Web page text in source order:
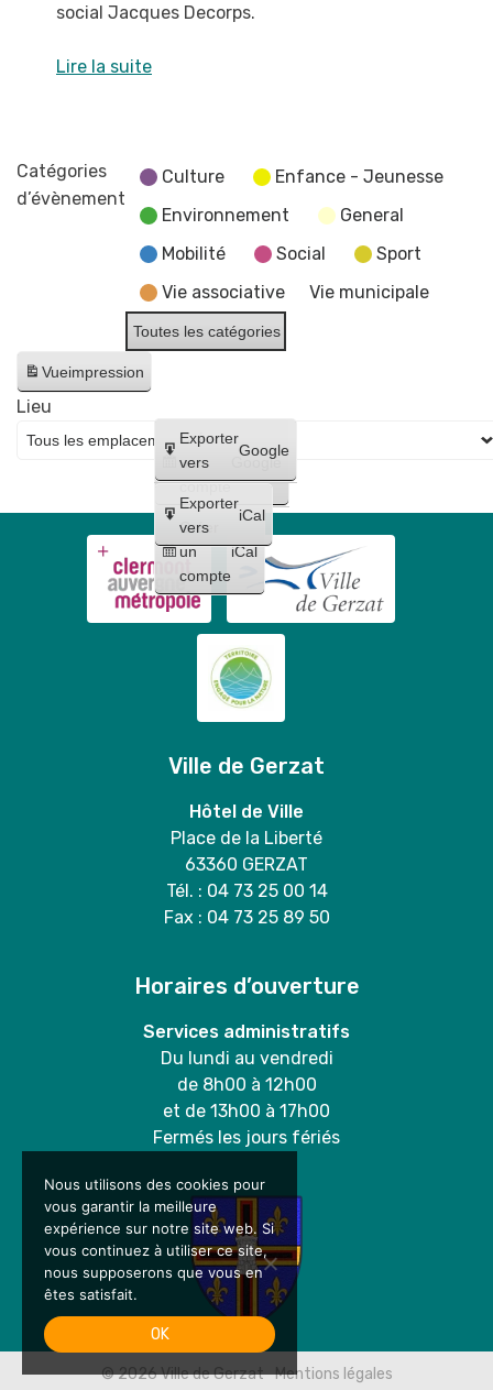
social Jacques Decorps.
Lire la suite
Catégories
d’évènement
Culture
Enfance - Jeunesse
Environnement
General
Mobilité
Social
Sport
Vie associative
Vie municipale
Toutes les catégories
Vueimpression
Créer
un
compte
Google
Créer
un
compte
iCal
Exporter
vers
Google
Exporter
vers
iCal
Lieu
Ville de Gerzat
Hôtel de Ville
Place de la Liberté
63360 GERZAT
Tél. : 04 73 25 00 14
Fax : 04 73 25 89 50
Horaires d’ouverture
Services administratifs
Du lundi au vendredi
de 8h00 à 12h00
et de 13h00 à 17h00
Fermés les jours fériés
© 2026Ville de Gerzat Mentions légales
Nous utilisons des cookies pour
vous garantir la meilleure
expérience sur notre site web. Si
vous continuez à utiliser ce site,
nous supposerons que vous en
êtes satisfait.
OK